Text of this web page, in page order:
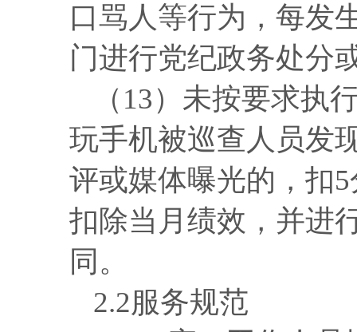
口骂人等行为，每发
门进行党纪政务处分
（ 13）未按要求执
玩手机被巡查人员发
评或媒体曝光的，扣
扣除当月绩效，并进
同。
2.2服务规范